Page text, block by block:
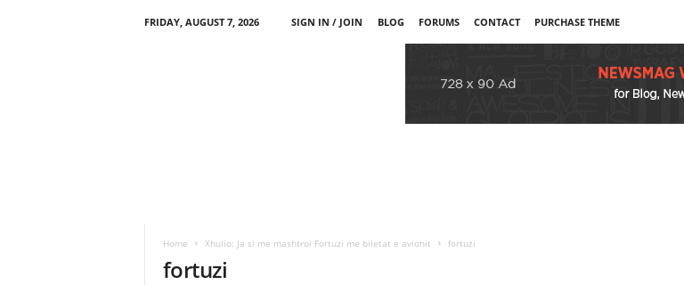
FRIDAY, AUGUST 7, 2026 SIGN IN / JOIN BLOG FORUMS CONTACT PURCHASE THEME
Home Xhulio: Ja si me mashtroi Fortuzi me biletat e avionit fortuzi
fortuzi